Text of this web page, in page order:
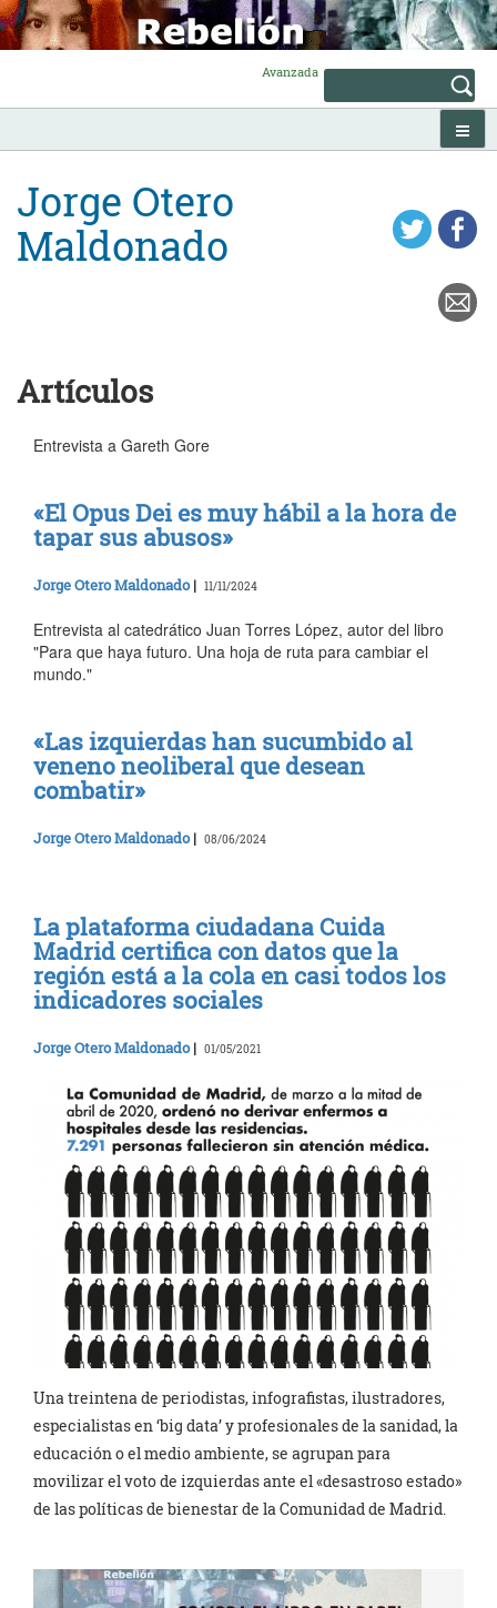
Skip
to
content
Avanzada
Jorge Otero
Maldonado
Artículos
Entrevista a Gareth Gore
«El Opus Dei es muy hábil a la hora de
tapar sus abusos»
Jorge Otero Maldonado| 11/11/2024
Entrevista al catedrático Juan Torres López, autor del libro
"Para que haya futuro. Una hoja de ruta para cambiar el
mundo."
«Las izquierdas han sucumbido al
veneno neoliberal que desean
combatir»
Jorge Otero Maldonado| 08/06/2024
La plataforma ciudadana Cuida
Madrid certifica con datos que la
región está a la cola en casi todos los
indicadores sociales
Jorge Otero Maldonado| 01/05/2021
Una treintena de periodistas, infografistas, ilustradores,
especialistas en ‘big data’ y profesionales de la sanidad, la
educación o el medio ambiente, se agrupan para
movilizar el voto de izquierdas ante el «desastroso estado»
de las políticas de bienestar de la Comunidad de Madrid.